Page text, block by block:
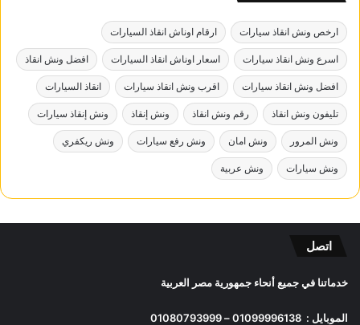
ارخص ونش انقاذ سيارات ارقام اوناش انقاذ السيارات
اسرع ونش انقاذ سيارات اسعار اوناش انقاذ السيارات افضل ونش انقاذ
افضل ونش انقاذ سيارات اقرب ونش انقاذ سيارات انقاذ السيارات
تليفون ونش انقاذ رقم ونش انقاذ ونش إنقاذ ونش إنقاذ سيارات
ونش المرور ونش امان ونش رفع سيارات ونش ريكفري
ونش سيارات ونش عربية
اتصل
خدماتنا في جميع أنحاء جمهورية مصر العربية
الموبايل : 01099996138
–
01080793999